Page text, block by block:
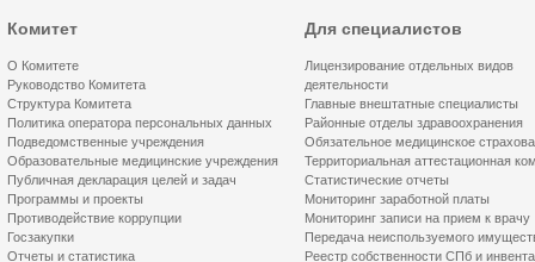
Комитет
О Комитете
Руководство Комитета
Структура Комитета
Политика оператора персональных данных
Подведомственные учреждения
Образовательные медицинские учреждения
Публичная декларация целей и задач
Программы и проекты
Противодействие коррупции
Госзакупки
Отчеты и статистика
Для специалистов
Лицензирование отдельных видов
деятельности
Главные внештатные специалисты
Районные отделы здравоохранения
Обязательное медицинское
Территориальная аттестационная
Статистические отчеты
Мониторинг заработной платы
Мониторинг записи на прием к врачу
Передача неиспользуемого
Реестр собственности СПб и